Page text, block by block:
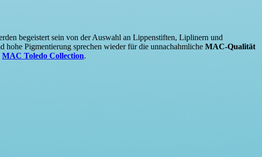
begeistert sein von der Auswahl an Lippenstiften, Liplinern und
hohe Pigmentierung sprechen wieder für die unnachahmliche MAC-Qualität
MAC Toledo Collection.